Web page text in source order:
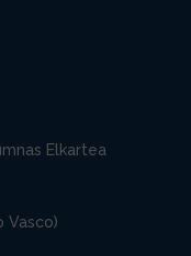
Elkartea
Vasco)